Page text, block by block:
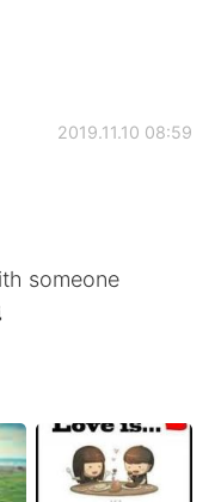
2019.11.10 08:59
someone